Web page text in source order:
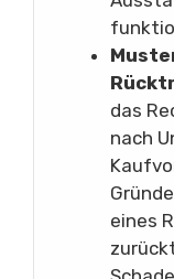
das
nach
eines